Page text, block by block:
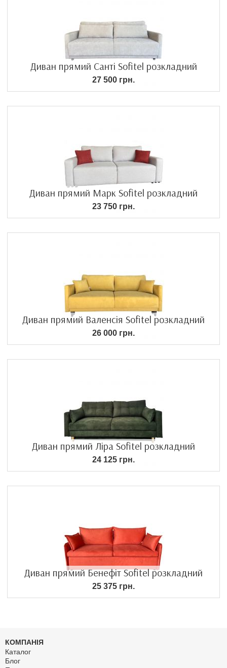
Диван прямий Санті Sofitel розкладний
27 500 грн.
Диван прямий Марк Sofitel розкладний
23 750 грн.
Диван прямий Валенсія Sofitel розкладний
26 000 грн.
Диван прямий Ліра Sofitel розкладний
24 125 грн.
Диван прямий Бенефіт Sofitel розкладний
25 375 грн.
КОМПАНІЯ
Каталог
Блог